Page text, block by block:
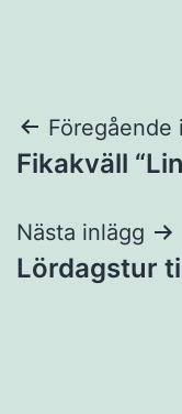
Föregående
Fikakväll
Nästa inlägg
Lördagstur